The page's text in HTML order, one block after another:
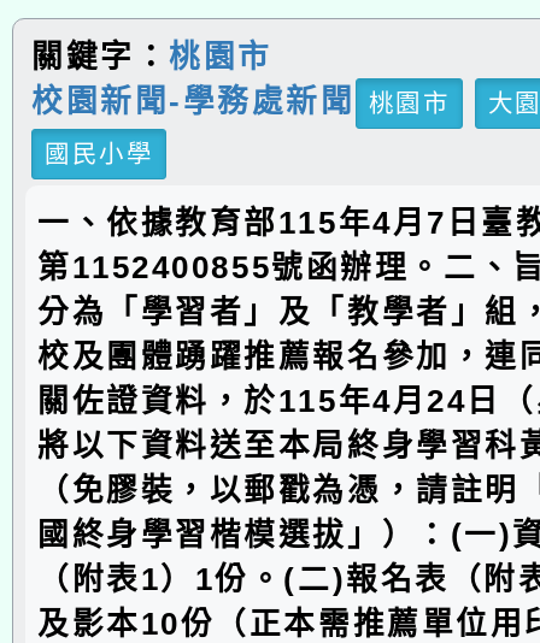
關鍵字：桃園市
校園新聞-學務處新聞
桃園市
大
國民小學
一、依據教育部115年4月7日臺
第1152400855號函辦理。二、
分為「學習者」及「教學者」組
校及團體踴躍推薦報名參加，連
關佐證資料，於115年4月24日
將以下資料送至本局終身學習科
（免膠裝，以郵戳為憑，請註明
國終身學習楷模選拔」）：(一)
（附表1）1份。(二)報名表（附
及影本10份（正本需推薦單位用